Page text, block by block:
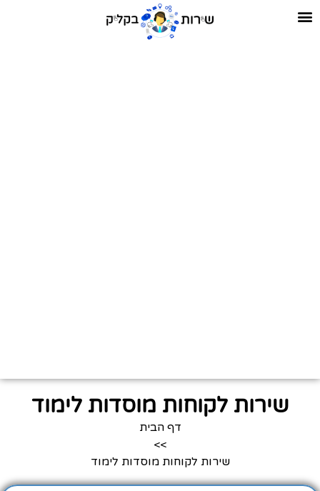
שירות לקוחות מוסדות לימוד
דף הבית
>>
שירות לקוחות מוסדות לימוד